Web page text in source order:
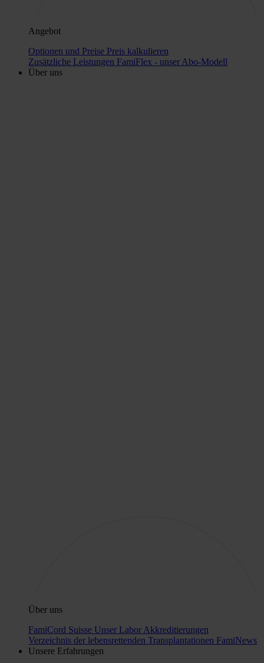
Angebot
Optionen und Preise Preis kalkulieren
Zusätzliche Leistungen FamiFlex - unser Abo-Modell
Über uns
Über uns
FamiCord Suisse Unser Labor Akkreditierungen
Verzeichnis der lebensrettenden Transplantationen FamiNews
Unsere Erfahrungen